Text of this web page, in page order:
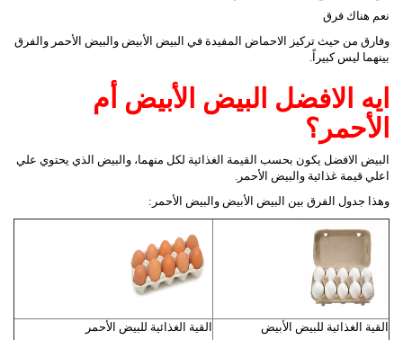
نعم هناك فرق
وفارق من حيث تركيز الاحماض المفيدة في البيض الأبيض والبيض الأحمر والفرق
بينهما ليس كبيراً.
ايه الافضل البيض الأبيض أم
الأحمر؟
البيض الافضل يكون بحسب القيمة الغذائية لكل منهما، والبيض الذي يحتوي علي
اعلي قيمة غذائية والبيض الأحمر.
وهذا جدول الفرق بين البيض الأبيض والبيض الأحمر:
القية الغذائية للبيض الأبيض
القية الغذائية للبيض الأحمر